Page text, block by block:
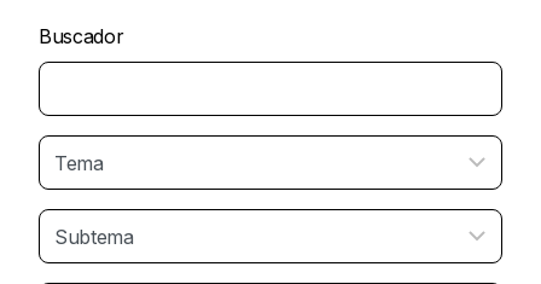
Buscador